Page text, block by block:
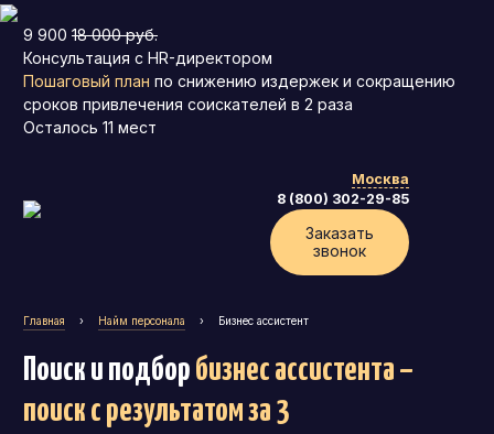
9 900 18 000 руб.
Консультация с HR-директором
Пошаговый план по снижению издержек и сокращению
сроков привлечения соискателей в 2 раза
Осталось 11 мест
Москва
8 (800) 302-29-85
Заказать
звонок
Главная › Найм персонала › Бизнес ассистент
Поиск и подбор бизнес ассистента –
поиск с результатом за 3